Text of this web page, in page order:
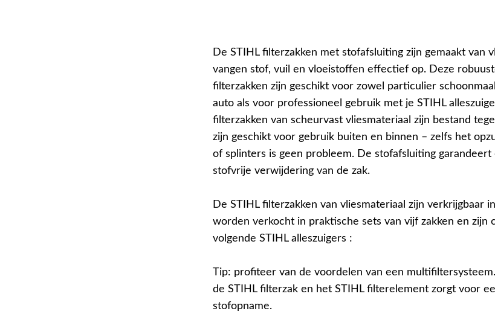
De STIHL filterzakken met stofafsluiting zijn gemaakt van
vangen stof, vuil en vloeistoffen effectief op. Deze
filterzakken zijn geschikt voor zowel particulier
auto als voor professioneel gebruik met je STIHL
filterzakken van scheurvast vliesmateriaal zijn bestand
zijn geschikt voor gebruik buiten en binnen – zelfs het
of splinters is geen probleem. De stofafsluiting garandeert
stofvrije verwijdering van de zak.
De STIHL filterzakken van vliesmateriaal zijn verkrijgbaar
worden verkocht in praktische sets van vijf zakken en zijn
volgende STIHL alleszuigers :
Tip: profiteer van de voordelen van een
de STIHL filterzak en het STIHL filterelement zorgt voor
stofopname.